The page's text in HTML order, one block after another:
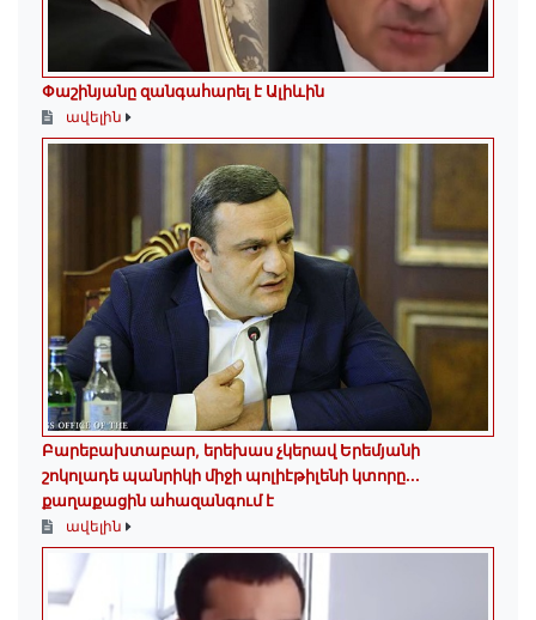
Փաշինյանը զանգահարել է Ալիևին
ավելին
Բարեբախտաբար, երեխաս չկերավ Երեմյանի
շոկոլադե պանրիկի միջի պոլիէթիլենի կտորը․․․
քաղաքացին ահազանգում է
ավելին